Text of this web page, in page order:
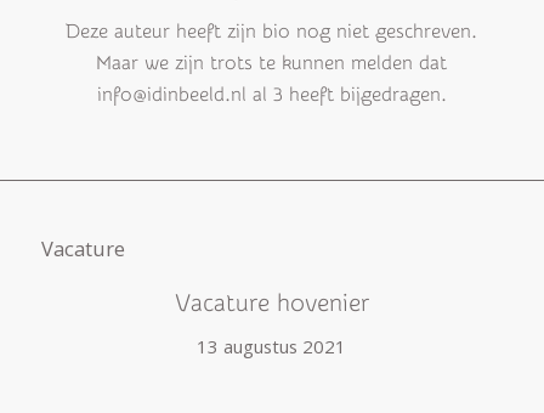
Deze auteur heeft zijn bio nog niet geschreven.
Maar we zijn trots te kunnen melden dat
info@idinbeeld.nl al 3 heeft bijgedragen.
Vacature
Vacature hovenier
13 augustus 2021